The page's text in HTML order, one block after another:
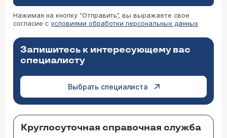
Нажимая на кнопку “Отправить”, вы выражаете свое
согласие с условиями обработки персональных данных
Запишитесь к интересующему вас
специалисту
Выбрать специалиста
Круглосуточная справочная служба